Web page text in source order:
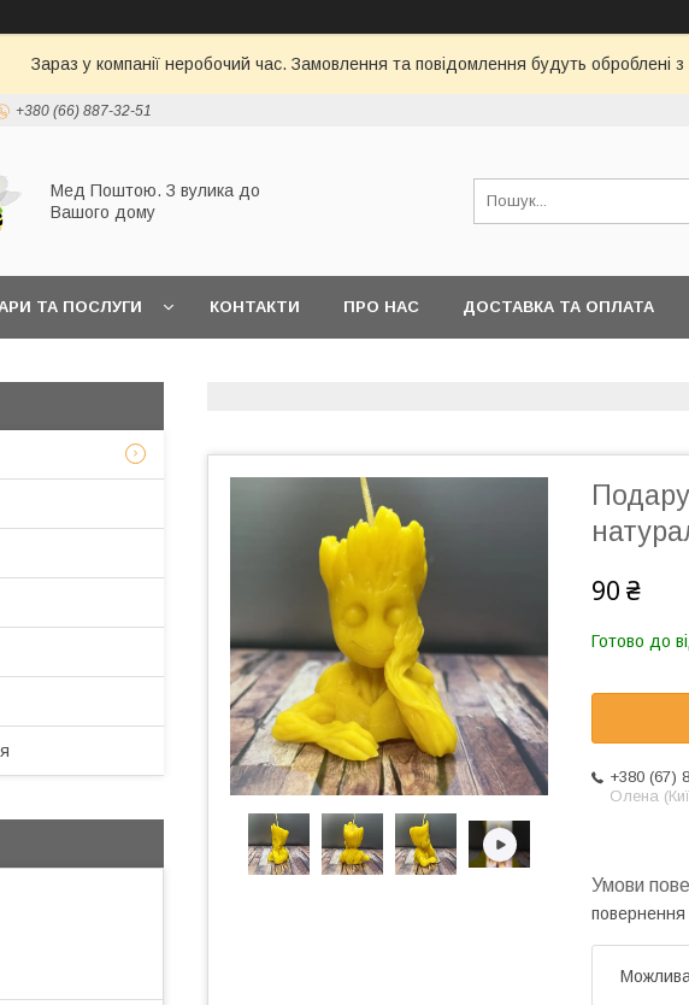
Зараз у компанії неробочий час. Замовлення та повідомлення будуть оброблені
+380 (66) 887-32-51
Мед Поштою. З вулика до
Вашого дому
ТА ПОСЛУГИ КОНТАКТИ ПРО НАС ДОСТАВКА ТА ОПЛАТА
90 ₴
Готово до
+380 (67)
Олена
повернення